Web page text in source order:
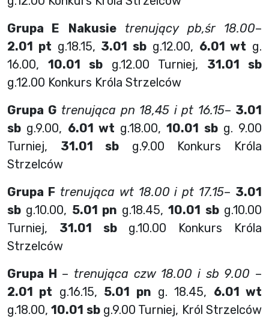
Grupa E
Nakusie trenujący pb,śr 18.00–
2.01 pt g.18.15, 3.01 sb g.12.00, 6.01 wt g.
16.00, 10.01 sb g.12.00 Turniej, 31.01 sb
g.12.00 Konkurs Króla Strzelców
Grupa G trenująca pn 18,45 i pt 16.15– 3.01
sb g.9.00, 6.01 wt g.18.00,10.01 sbg. 9.00
Turniej, 31.01 sb g.9.00 Konkurs Króla
Strzelców
Grupa F trenująca wt 18.00 i pt 17.15– 3.01
sb g.10.00, 5.01 pn g.18.45,10.01 sbg.10.00
Turniej, 31.01 sbg.10.00 Konkurs Króla
Strzelców
Grupa H – trenująca czw 18.00 i sb 9.00 –
2.01 pt g.16.15, 5.01 pn g. 18.45, 6.01 wt
g.18.00,10.01 sbg.9.00 Turniej, Król Strzelców